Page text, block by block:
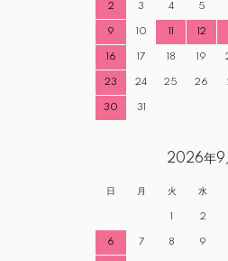
2 3 4 5
9 10 12
16 17 18 19
23 24 25 26
30 31
2026年9
日 月 火 水
2
6 7 8 9